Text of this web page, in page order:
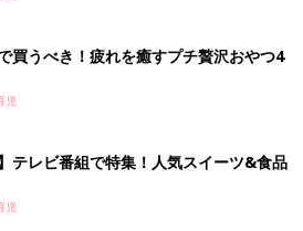
買うべき！疲れを癒すプチ贅沢おやつ4
児
テレビ番組で特集！人気スイーツ&食品
児